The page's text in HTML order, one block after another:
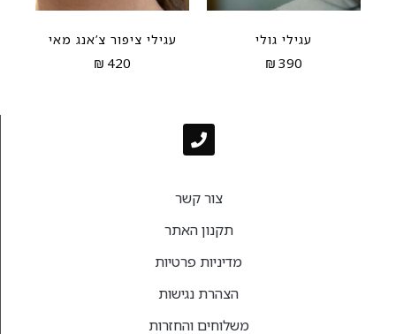
עגילי גולי
₪ 390
עגילי ציפור צ’אנג מאי
₪ 420
צור קשר
תקנון האתר
מדיניות פרטיות
הצהרת נגישות
משלוחים והחזרות